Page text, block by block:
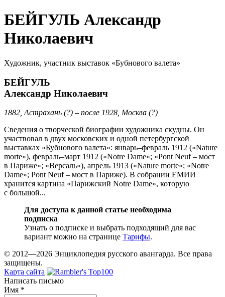
БЕЙГУЛЬ Александр
Николаевич
Художник, участник выставок «Бубнового валета»
БЕЙГУЛЬ
Александр Николаевич
1882, Астрахань (?) – после 1928, Москва (?)
Сведения о творческой биографии художника скудны. Он
участвовал в двух московских и одной петербургской
выставках «Бубнового валета»: январь–февраль 1912 («Nature
morte»), февраль–март 1912 («Notre Dame»; «Pont Neuf – мост
в Париже»; «Версаль»), апрель 1913 («Nature morte»; «Notre
Dame»; Pont Neuf – мост в Париже). В собрании ЕМИИ
хранится картина «Парижский Notre Dame», которую
с большой...
Для доступа к данной статье необходима
подписка
Узнать о подписке и выбрать подходящий для вас
вариант можно на странице Тарифы.
© 2012—2026 Энциклопедия русского авангарда. Все права
защищены.
Карта сайта
Написать письмо
Имя *